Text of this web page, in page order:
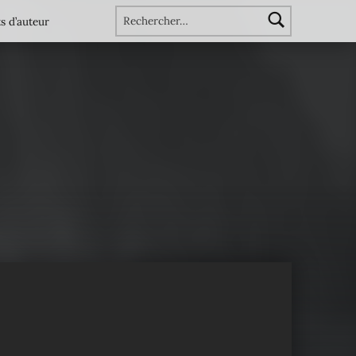
Rechercher :
d’auteur